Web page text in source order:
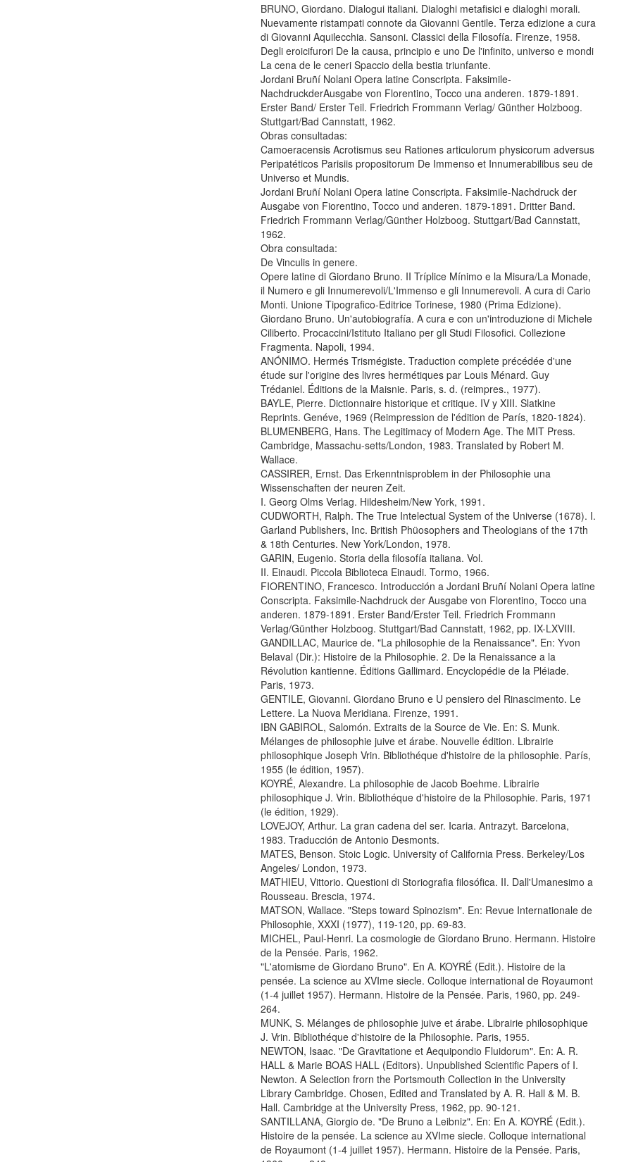
BRUNO, Giordano. Dialogui italiani. Dialoghi metafisici e dialoghi morali.
Nuevamente ristampati connote da Giovanni Gentile. Terza edizione a cura
di Giovanni Aquilecchia. Sansoni. Classici della Filosofía. Firenze, 1958.
Degli eroicifurori De la causa, principio e uno De l'infinito, universo e mondi
La cena de le ceneri Spaccio della bestia triunfante.
Jordani Bruñí Nolani Opera latine Conscripta. Faksimile-
NachdruckderAusgabe von Florentino, Tocco una anderen. 1879-1891.
Erster Band/ Erster Teil. Friedrich Frommann Verlag/ Günther Holzboog.
Stuttgart/Bad Cannstatt, 1962.
Obras consultadas:
Camoeracensis Acrotismus seu Rationes articulorum physicorum adversus
Peripatéticos Parisiis propositorum De Immenso et Innumerabilibus seu de
Universo et Mundis.
Jordani Bruñí Nolani Opera latine Conscripta. Faksimile-Nachdruck der
Ausgabe von Fiorentino, Tocco und anderen. 1879-1891. Dritter Band.
Friedrich Frommann Verlag/Günther Holzboog. Stuttgart/Bad Cannstatt,
1962.
Obra consultada:
De Vinculis in genere.
Opere latine di Giordano Bruno. II Tríplice Mínimo e la Misura/La Monade,
il Numero e gli Innumerevoli/L'Immenso e gli Innumerevoli. A cura di Cario
Monti. Unione Tipografico-Editrice Torinese, 1980 (Prima Edizione).
Giordano Bruno. Un'autobiografía. A cura e con un'introduzione di Michele
Ciliberto. Procaccini/Istituto Italiano per gli Studi Filosofici. Collezione
Fragmenta. Napoli, 1994.
ANÓNIMO. Hermés Trismégiste. Traduction complete précédée d'une
étude sur l'origine des livres hermétiques par Louis Ménard. Guy
Trédaniel. Éditions de la Maisnie. Paris, s. d. (reimpres., 1977).
BAYLE, Pierre. Dictionnaire historique et critique. IV y XIII. Slatkine
Reprints. Genéve, 1969 (Reimpression de l'édition de París, 1820-1824).
BLUMENBERG, Hans. The Legitimacy of Modern Age. The MIT Press.
Cambridge, Massachu-setts/London, 1983. Translated by Robert M.
Wallace.
CASSIRER, Ernst. Das Erkenntnisproblem in der Philosophie una
Wissenschaften der neuren Zeit.
I. Georg Olms Verlag. Hildesheim/New York, 1991.
CUDWORTH, Ralph. The True Intelectual System of the Universe (1678). I.
Garland Publishers, Inc. British Phüosophers and Theologians of the 17th
& 18th Centuries. New York/London, 1978.
GARIN, Eugenio. Storia della filosofía italiana. Vol.
II. Einaudi. Piccola Biblioteca Einaudi. Tormo, 1966.
FIORENTINO, Francesco. Introducción a Jordani Bruñí Nolani Opera latine
Conscripta. Faksimile-Nachdruck der Ausgabe von Florentino, Tocco una
anderen. 1879-1891. Erster Band/Erster Teil. Friedrich Frommann
Verlag/Günther Holzboog. Stuttgart/Bad Cannstatt, 1962, pp. IX-LXVIII.
GANDILLAC, Maurice de. "La philosophie de la Renaissance". En: Yvon
Belaval (Dir.): Histoire de la Philosophie. 2. De la Renaissance a la
Révolution kantienne. Éditions Gallimard. Encyclopédie de la Pléiade.
Paris, 1973.
GENTILE, Giovanni. Giordano Bruno e U pensiero del Rinascimento. Le
Lettere. La Nuova Meridiana. Firenze, 1991.
IBN GABIROL, Salomón. Extraits de la Source de Vie. En: S. Munk.
Mélanges de philosophie juive et árabe. Nouvelle édition. Librairie
philosophique Joseph Vrin. Bibliothéque d'histoire de la philosophie. París,
1955 (le édition, 1957).
KOYRÉ, Alexandre. La philosophie de Jacob Boehme. Librairie
philosophique J. Vrin. Bibliothéque d'histoire de la Philosophie. Paris, 1971
(le édition, 1929).
LOVEJOY, Arthur. La gran cadena del ser. Icaria. Antrazyt. Barcelona,
1983. Traducción de Antonio Desmonts.
MATES, Benson. Stoic Logic. University of California Press. Berkeley/Los
Angeles/ London, 1973.
MATHIEU, Vittorio. Questioni di Storiografia filosófica. II. Dall'Umanesimo a
Rousseau. Brescia, 1974.
MATSON, Wallace. "Steps toward Spinozism". En: Revue Internationale de
Philosophie, XXXI (1977), 119-120, pp. 69-83.
MICHEL, Paul-Henri. La cosmologie de Giordano Bruno. Hermann. Histoire
de la Pensée. Paris, 1962.
"L'atomisme de Giordano Bruno". En A. KOYRÉ (Edit.). Histoire de la
pensée. La science au XVIme siecle. Colloque international de Royaumont
(1-4 juillet 1957). Hermann. Histoire de la Pensée. Paris, 1960, pp. 249-
264.
MUNK, S. Mélanges de philosophie juive et árabe. Librairie philosophique
J. Vrin. Bibliothéque d'histoire de la Philosophie. Paris, 1955.
NEWTON, Isaac. "De Gravitatione et Aequipondio Fluidorum". En: A. R.
HALL & Marie BOAS HALL (Editors). Unpublished Scientific Papers of I.
Newton. A Selection frorn the Portsmouth Collection in the University
Library Cambridge. Chosen, Edited and Translated by A. R. Hall & M. B.
Hall. Cambridge at the University Press, 1962, pp. 90-121.
SANTILLANA, Giorgio de. "De Bruno a Leibniz". En: En A. KOYRÉ (Edit.).
Histoire de la pensée. La science au XVIme siecle. Colloque international
de Royaumont (1-4 juillet 1957). Hermann. Histoire de la Pensée. Paris,